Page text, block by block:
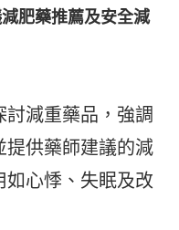
肥藥推薦及安全減
減重藥品，強調
提供藥師建議的減
心悸、失眠及改